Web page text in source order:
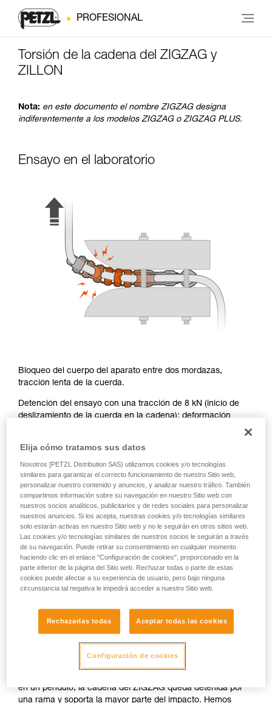
PROFESIONAL
Torsión de la cadena del ZIGZAG y
ZILLON
Nota: en este documento el nombre ZIGZAG designa
indiferentemente a los modelos ZIGZAG o ZIGZAG PLUS.
Ensayo en el laboratorio
Bloqueo del cuerpo del aparato entre dos mordazas,
tracción lenta de la cuerda.
Detención del ensayo con una tracción de 8 kN (inicio de
deslizamiento de la cuerda en la cadena): deformación
Recuerde: el inicio del deslizamiento de la cuerda en la
cadena a 8 kN en simple, corresponde a un bloqueo
superior a 15 kN en configuración normal de trabajo en
doble.
Esfuerzo lateral sobre la cadena en
situación real
En configuración normal de trabajo, los esfuerzos laterales
ZILLON, los esfuerzos laterales pueden ser más usuales,
pero con valores de esfuerzo inferiores debido a la poca
altura de las caídas.
en un péndulo, la cadena del ZIGZAG queda detenida por
una rama y soporta la mayor parte del impacto. Hemos
Elija cómo tratamos sus datos
Nosotros [PETZL Distribution SAS) utilizamos cookies y/o tecnologías
similares para garantizar el correcto funcionamiento de nuestro Sitio web,
personalizar nuestro contenido y anuncios, y analizar nuestro tráfico. También
compartimos información sobre su navegación en nuestro Sitio web con
nuestros socios analíticos, publicitarios y de redes sociales para personalizar
nuestros anuncios. Si los acepta, nuestras cookies y/o tecnologías similares
solo estarán activas en nuestro Sitio web y no le seguirán en otros sitios web.
Las cookies y/o tecnologías similares de nuestros socios le seguirán a través
de su navegación. Puede retirar su consentimiento en cualquier momento
haciendo clic en el enlace "Configuración de cookies", proporcionado en la
parte inferior de la página del Sitio web. Rechazar todas o parte de estas
cookies puede afectar a su experiencia de usuario, pero bajo ninguna
circunstancia tal negativa le impedirá acceder a nuestro Sitio web.
Rechazarlas todas Aceptar todas las cookies
Configuración de cookies